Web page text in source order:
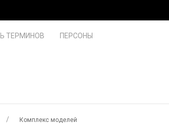
ТЕРМИНОВ ПЕРСОНЫ
Комплекс моделей